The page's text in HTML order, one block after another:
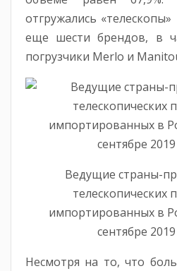
отгружались
еще шести брендов, в
погрузчики Merlo и
Ведущие страны-
телескопических
импортированных в
сентябре
Несмотря на то, что